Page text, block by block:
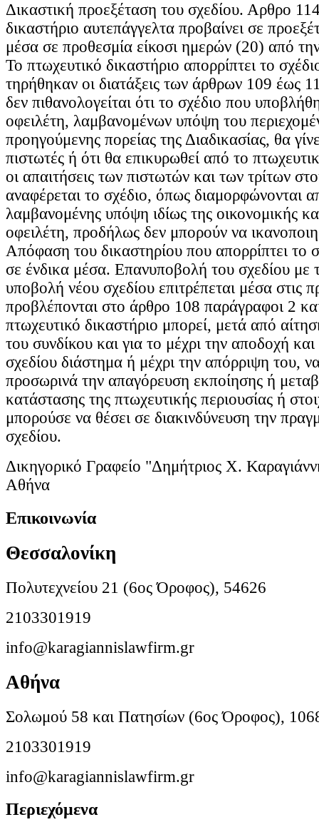
Δικαστική προεξέταση του σχεδίου. Αρθρο
δικαστήριο αυτεπάγγελτα προβαίνει σε
μέσα σε προθεσμία είκοσι ημερών (20) από
Το πτωχευτικό δικαστήριο απορρίπτει το
τηρήθηκαν οι διατάξεις των άρθρων 109 έως
δεν πιθανολογείται ότι το σχέδιο που
οφειλέτη, λαμβανομένων υπόψη του
προηγούμενης πορείας της Διαδικασίας, θα
πιστωτές ή ότι θα επικυρωθεί από το
οι απαιτήσεις των πιστωτών και των τρίτων
αναφέρεται το σχέδιο, όπως διαμορφώνονται
λαμβανομένης υπόψη ιδίως της οικονομικής
οφειλέτη, προδήλως δεν μπορούν να
Απόφαση του δικαστηρίου που απορρίπτει το
σε ένδικα μέσα. Επανυποβολή του σχεδίου με
υποβολή νέου σχεδίου επιτρέπεται μέσα στις
προβλέπονται στο άρθρο 108 παράγραφοι 2
πτωχευτικό δικαστήριο μπορεί, μετά από
του συνδίκου και για το μέχρι την αποδοχή
σχεδίου διάστημα ή μέχρι την απόρριψη του,
προσωρινά την απαγόρευση εκποίησης ή
κατάστασης της πτωχευτικής περιουσίας ή
μπορούσε να θέσει σε διακινδύνευση την
σχεδίου.
Δικηγορικό Γραφείο "Δημήτριος Χ.
Αθήνα
Επικοινωνία
Θεσσαλονίκη
Πολυτεχνείου 21 (6ος Όροφος), 54626
2103301919
info@karagiannislawfirm.gr
Αθήνα
Σολωμού 58 και Πατησίων (6ος Όροφος),
2103301919
info@karagiannislawfirm.gr
Περιεχόμενα